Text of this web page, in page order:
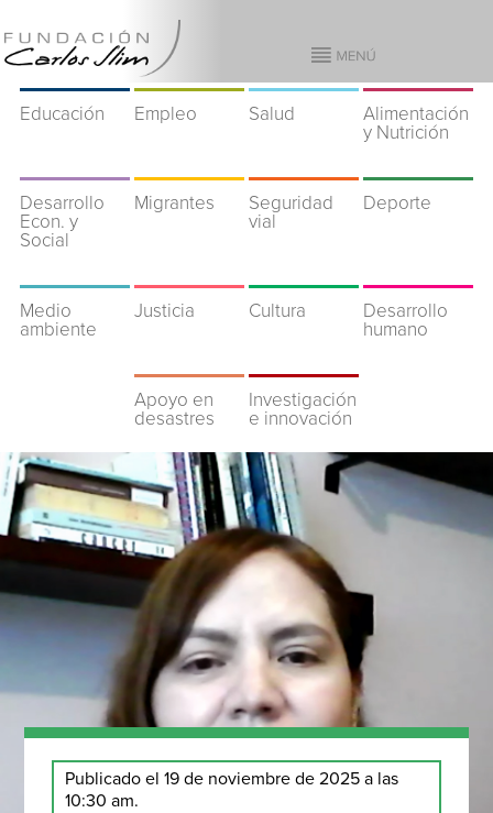
Educación Empleo Salud
Alimentación
y Nutrición
Desarrollo
Econ. y
Social
Migrantes
Seguridad
vial
Deporte
Medio
ambiente
Justicia Cultura
Desarrollo
humano
Apoyo en
desastres
Investigación
e innovación
Publicado el 19 de noviembre de 2025 a las
10:30 am.